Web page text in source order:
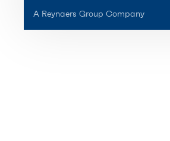
A Reynaers Group Company